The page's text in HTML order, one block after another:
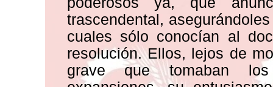
trascendental,
cuales sólo conocían al
resolución. Ellos, lejos de
grave que tomaban los